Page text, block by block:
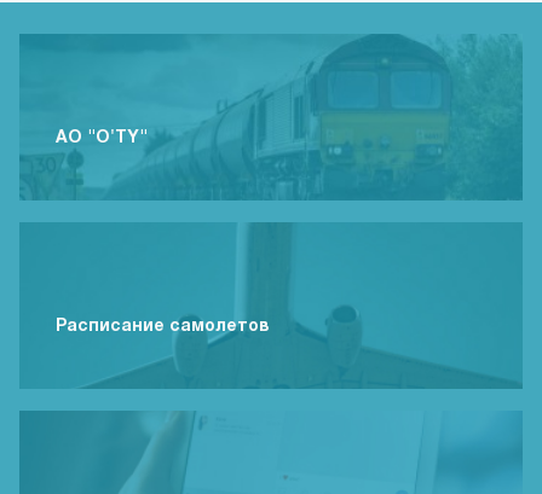
АО "O'TY"
Расписание самолетов